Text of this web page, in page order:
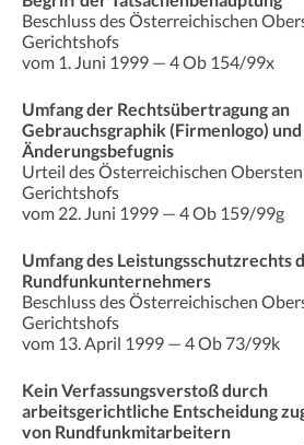
Beschluss des Österreichischen
Gerichtshofs
vom 1. Juni 1999 — 4 Ob 154/99x
Umfang der Rechtsübertragung an
Gebrauchsgraphik (Firmenlogo) und
Änderungsbefugnis
Urteil des Österreichischen Obersten
Gerichtshofs
vom 22. Juni 1999 — 4 Ob 159/99g
Umfang des Leistungsschutzrechts
Rundfunkunternehmers
Beschluss des Österreichischen
Gerichtshofs
vom 13. April 1999 — 4 Ob 73/99k
Kein Verfassungsverstoß durch
arbeitsgerichtliche Entscheidung
von Rundfunkmitarbeitern